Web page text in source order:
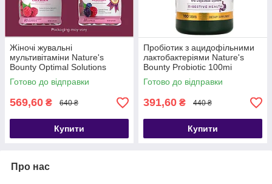
Жіночі жувальні
мультивітаміни Nature's
Bounty Optimal Solutions
Women's multivitamin
gummies 80шт
Готово до відправки
569,60 ₴ 640 ₴
Купити
Пробіотик з ацидофільними
лактобактеріями Nature's
Bounty Probiotic 100mi
organisms 100 таблеток
Готово до відправки
391,60 ₴ 440 ₴
Купити
Про нас